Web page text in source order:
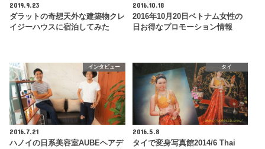
2019.9.23
ダラットの奇想天外な建築物クレ
イジーハウスに宿泊してみた
2016.10.18
2016年10月20日ベトナム女性の
日お得なプロモーション情報
インタビュー
2016.7.21
ハノイの日系美容室AUBEヘアデ
タイ
2016.5.8
タイで変身写真館2014/6 Thai